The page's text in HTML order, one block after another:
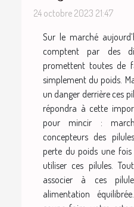
24 octobre 2023 21:47
Sur le marché
comptent par des
promettent toutes de
simplement du poids.
un danger derrière ces
répondra à cette
pour mincir :
concepteurs des
perte du poids une
utiliser ces pilules.
associer à ces
alimentation